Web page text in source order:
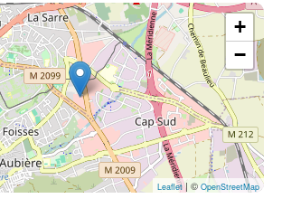
+
−
Leaflet| © OpenStreetMap